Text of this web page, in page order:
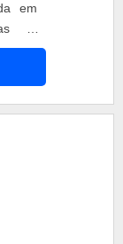
em
e
na
com